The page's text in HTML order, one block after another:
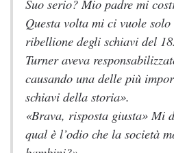
Suo serio? Mio padre mi
Questa volta mi ci vuole
ribellione degli schiavi del
Turner aveva
causando una delle più
schiavi della storia».
«Brava, risposta giusta» Mi
qual è l’odio che la società